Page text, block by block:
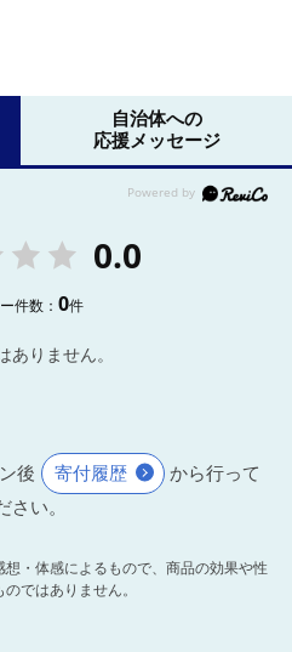
自治体への
応援メッセージ
0.0
件数：0件
ありません。
後 寄付履歴
から行って
さい。
・体感によるもので、商品の効果や性
ではありません。